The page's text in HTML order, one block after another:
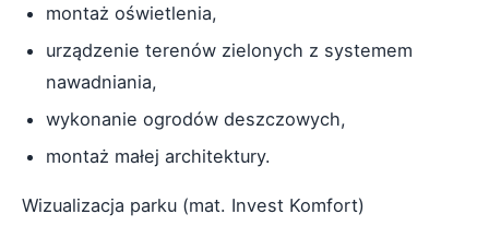
montaż oświetlenia,
urządzenie terenów zielonych z systemem
nawadniania,
wykonanie ogrodów deszczowych,
montaż małej architektury.
Wizualizacja parku (mat. Invest Komfort)